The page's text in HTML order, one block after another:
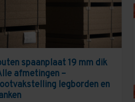
spaanplaat 19 mm dik
afmetingen –
legborden en